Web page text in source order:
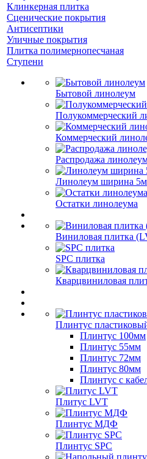
Клинкерная плитка
Сценические покрытия
Антисептики
Уличные покрытия
Плитка полимернопесчаная
Ступени
Бытовой линолеум
Полукоммерческий
Коммерческий
Распродажа
Линолеум ширина 5м
Остатки линолеума
Виниловая плитка
SPC плитка
Кварцвиниловая
Плинтус
Плинтус 100мм
Плинтус 55мм
Плинтус 72мм
Плинтус 80мм
Плинтус с
Плитус LVT
Плинтус МДФ
Плинтус SPC